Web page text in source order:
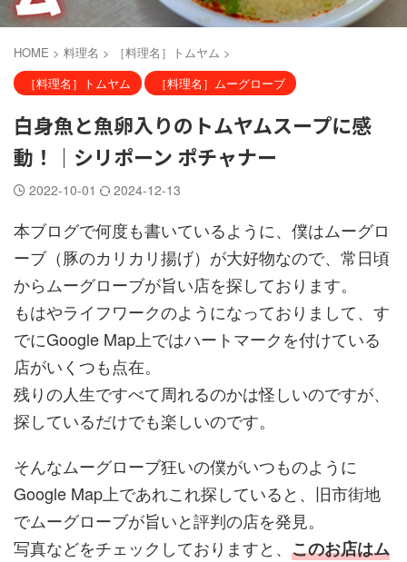
HOME > 料理名 > ［料理名］トムヤム >
［料理名］トムヤム
［料理名］ムーグローブ
白身魚と魚卵入りのトムヤムスープに感
動！｜シリポーン ポチャナー
2022-10-01 2024-12-13
本ブログで何度も書いているように、僕はムーグロ
ーブ（豚のカリカリ揚げ）が大好物なので、常日頃
からムーグローブが旨い店を探しております。
もはやライフワークのようになっておりまして、す
でにGoogle Map上ではハートマークを付けている
店がいくつも点在。
残りの人生ですべて周れるのかは怪しいのですが、
探しているだけでも楽しいのです。
そんなムーグローブ狂いの僕がいつものように
Google Map上であれこれ探していると、旧市街地
でムーグローブが旨いと評判の店を発見。
写真などをチェックしておりますと、 このお店はム